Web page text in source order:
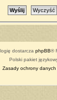
dostarcza phpBB®
Polski pakiet
Zasady ochrony danych